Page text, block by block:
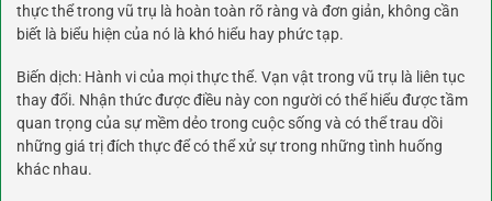
thực thể trong vũ trụ là hoàn toàn rõ ràng và đơn giản, không cần
biết là biểu hiện của nó là khó hiểu hay phức tạp.
Biến dịch: Hành vi của mọi thực thể. Vạn vật trong vũ trụ là liên tục
thay đổi. Nhận thức được điều này con người có thể hiểu được tầm
quan trọng của sự mềm dẻo trong cuộc sống và có thể trau dồi
những giá trị đích thực để có thể xử sự trong những tình huống
khác nhau.